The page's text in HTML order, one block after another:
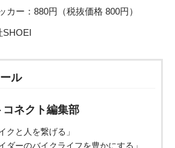
カー：880円（税抜価格 800円）
SHOEI
ル
コネクト編集部
クと人を繋げる」
イダーのバイクライフを豊かにする」